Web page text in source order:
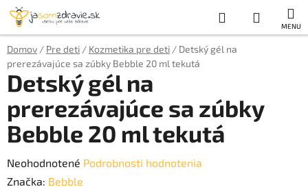
Prejsť
obsah
Hľadať
KOŠÍK
Domov / Pre deti / Kozmetika pre deti / Detský gél na
prerezávajúce sa zúbky Bebble 20 ml tekutá
Detský gél na
prerezávajúce sa zúbky
Bebble 20 ml tekutá
Priemerné
hodnotenie
Neohodnotené Podrobnosti hodnotenia
Značka: Bebble